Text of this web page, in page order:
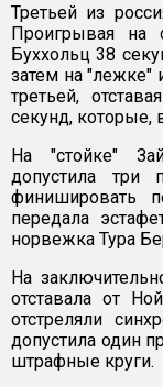
Третьей из
Проигрывая на
Буххольц 38
затем на "лежке"
третьей,
секунд, которые,
На "стойке"
допустила
финишировать
передала
норвежка Тура
На
отставала от
отстреляли
допустила один
штрафные круги.